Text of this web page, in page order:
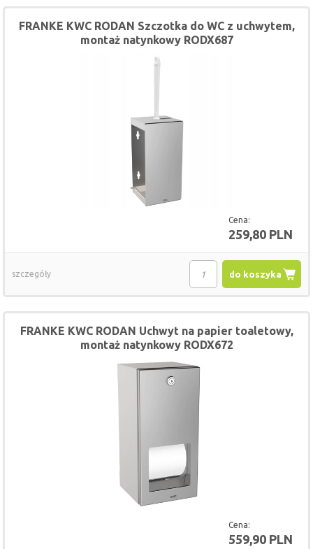
Cena:
259,80 PLN
FRANKE KWC RODAN Szczotka do WC z uchwytem,
montaż natynkowy RODX687
do koszyka
szczegóły
Cena:
559,90 PLN
FRANKE KWC RODAN Uchwyt na papier toaletowy,
montaż natynkowy RODX672